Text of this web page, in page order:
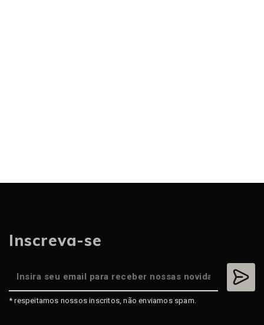
Inscreva-se
* respeitamos nossos inscritos, não enviamos spam.